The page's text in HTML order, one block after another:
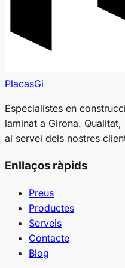
PlacasGi
Especialistes en
laminat a Girona.
al servei dels nostres
Enllaços ràpids
Preus
Productes
Serveis
Contacte
Blog